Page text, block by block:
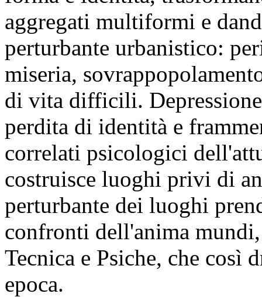
aggregati multiformi e
perturbante urbanistico:
miseria,
di vita difficili.
perdita di identità e
correlati psicologici
costruisce luoghi privi di
perturbante dei luoghi
confronti dell'anima
Tecnica e Psiche, che così
epoca.